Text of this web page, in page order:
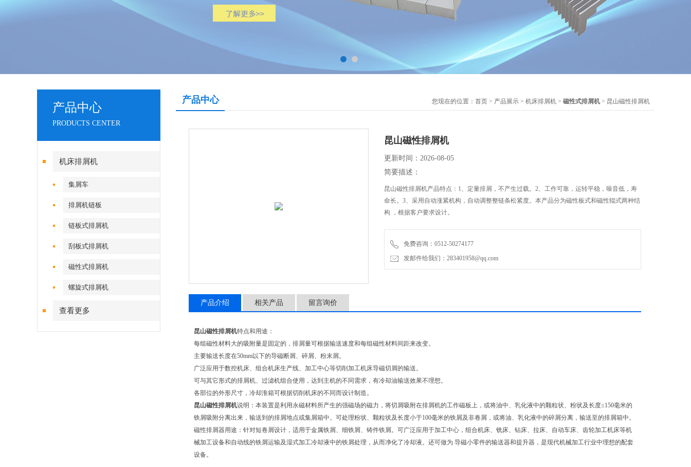
产品中心
PRODUCTS CENTER
机床排屑机
集屑车
排屑机链板
链板式排屑机
刮板式排屑机
磁性式排屑机
螺旋式排屑机
查看更多
产品中心 您现在的位置： 首页 > 产品展示 > 机床排屑机 > 磁性式排屑机 > 昆山磁性排屑机
昆山磁性排屑机
更新时间：2026-08-05
简要描述：
昆山磁性排屑机产品特点：1、定量排屑，不产生过载。2、工作可靠，运转平稳，噪音低，寿
命长。3、采用自动涨紧机构，自动调整整链条松紧度。本产品分为磁性板式和磁性辊式两种结
构 ，根据客户要求设计。
免费咨询：0512-50274177
发邮件给我们：283401958@qq.com
产品介绍 相关产品 留言询价
昆山磁性排屑机特点和用途：
每组磁性材料大的吸附量是固定的，排屑量可根据输送速度和每组磁性材料间距来改变。
主要输送长度在50mm以下的导磁断屑、碎屑、粉末屑。
广泛应用于数控机床、组合机床生产线、加工中心等切削加工机床导磁切屑的输送。
可与其它形式的排屑机、过滤机组合使用，达到主机的不同需求，有冷却油输送效果不理想。
各部位的外形尺寸，冷却淮箱可根据切削机床的不同而设计制造。
昆山磁性排屑机说明：本装置是利用永磁材料所产生的强磁场的磁力，将切屑吸附在排屑机的工作磁板上，或将油中、乳化液中的颗粒状、粉状及长度≤150毫米的
铁屑吸附分离出来，输送到的排屑地点或集屑箱中。可处理粉状、颗粒状及长度小于100毫米的铁屑及非卷屑，或将油、乳化液中的碎屑分离，输送至的排屑箱中。
磁性排屑器用途：针对短卷屑设计，适用于金属铁屑、细铁屑、铸件铁屑。可广泛应用于加工中心，组合机床、铣床、钻床、拉床、自动车床、齿轮加工机床等机
械加工设备和自动线的铁屑运输及湿式加工冷却液中的铁屑处理，从而净化了冷却液。还可做为 导磁小零件的输送器和提升器，是现代机械加工行业中理想的配套
设备。